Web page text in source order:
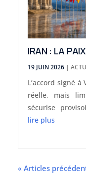
IRAN : LA
19 JUIN 2026|
L’accord signé
réelle, mais
sécurise
ouvre
revendiquer un
lire plus
« Articles